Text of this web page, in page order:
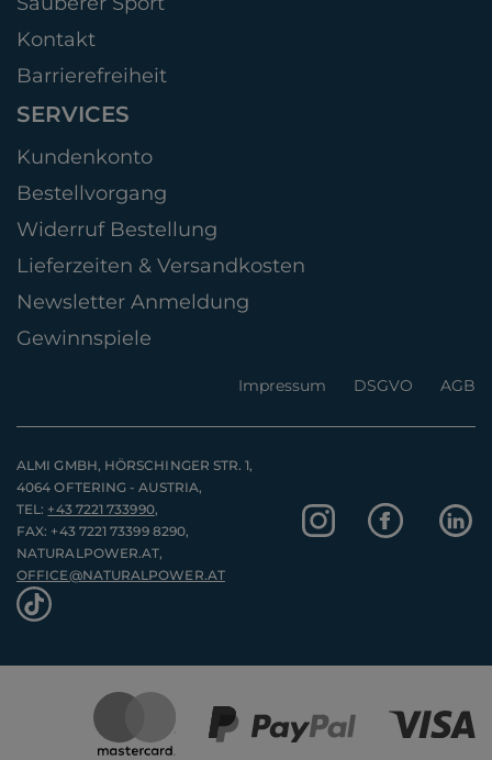
Kontakt
Barrierefreiheit
SERVICES
Kundenkonto
Bestellvorgang
Widerruf Bestellung
Lieferzeiten & Versandkosten
Newsletter Anmeldung
Gewinnspiele
Impressum DSGVO AGB
ALMI GMBH, HÖRSCHINGER STR. 1,
4064 OFTERING - AUSTRIA,
TEL: +43 7221 733990,
FAX: +43 7221 73399 8290,
NATURALPOWER.AT,
OFFICE@NATURALPOWER.AT